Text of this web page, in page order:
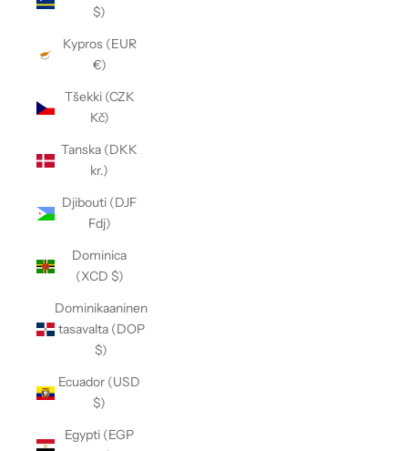
$)
Kypros (EUR
€)
Tšekki (CZK
Kč)
Tanska (DKK
kr.)
Djibouti (DJF
Fdj)
Dominica
(XCD $)
Dominikaaninen
tasavalta (DOP
$)
Ecuador (USD
$)
Egypti (EGP